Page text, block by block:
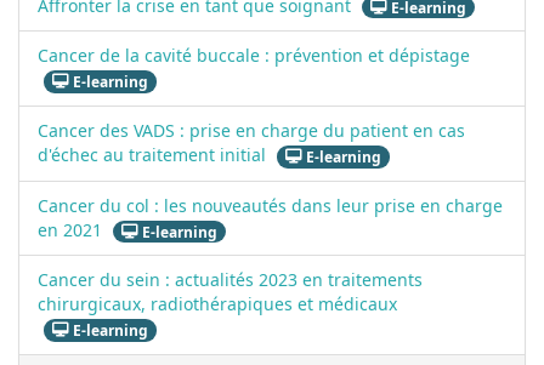
Affronter la crise en tant que soignant E-learning
Cancer de la cavité buccale : prévention et dépistage
E-learning
Cancer des VADS : prise en charge du patient en cas
d'échec au traitement initial
E-learning
Cancer du col : les nouveautés dans leur prise en charge
en 2021
E-learning
Cancer du sein : actualités 2023 en traitements
chirurgicaux, radiothérapiques et médicaux
E-learning